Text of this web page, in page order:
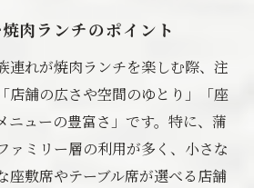
肉ランチのポイント
連れが焼肉ランチを楽しむ際、注
店舗の広さや空間のゆとり」「座
ニューの豊富さ」です。特に、蒲
ァミリー層の利用が多く、小さな
座敷席やテーブル席が選べる店舗